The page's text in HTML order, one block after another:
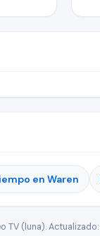
en Waren
TV (luna). Actualizado: